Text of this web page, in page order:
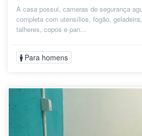
A casa possui, cameras de segurança
completa com utensílios, fogão,
talheres, copos e pan...
Para homens